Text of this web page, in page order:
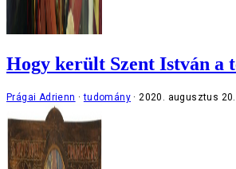
Hogy került Szent István a
Prágai Adrienn tudomány 2020. augusztus 20.